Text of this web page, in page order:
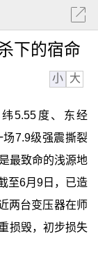
下的宿命
小 大
5.55度、东经
7.9级强震撕裂
最致命的浅源地
至6月9日，已造
两台变压器在师
损毁，初步损失